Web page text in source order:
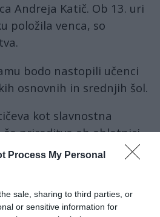
Process My Personal
sale, sharing to third parties, or
or sensitive information for
Andreja Katič. Ob 13. uri
položila venca, so
bodo nastopili učenci
osnovnih in srednjih šol.
kot slavnostna
še prireditve ob obletnici
v Kamniku. Slovesnost pri
na Medvedovi ulici se
bo nastopila zasedba